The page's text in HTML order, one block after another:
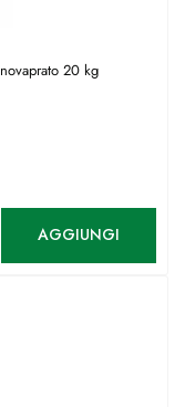
20 kg
AGGIUNGI